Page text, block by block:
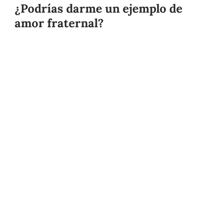
¿Podrías darme un ejemplo de
amor fraternal?